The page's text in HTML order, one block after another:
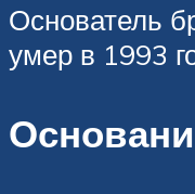
Основатель
умер в 1993